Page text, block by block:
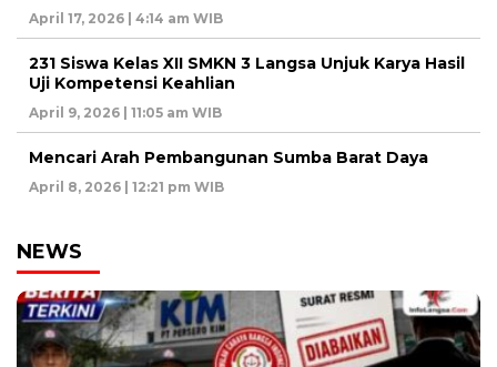
April 17, 2026 | 4:14 am WIB
231 Siswa Kelas XII SMKN 3 Langsa Unjuk Karya Hasil
Uji Kompetensi Keahlian
April 9, 2026 | 11:05 am WIB
Mencari Arah Pembangunan Sumba Barat Daya
April 8, 2026 | 12:21 pm WIB
NEWS